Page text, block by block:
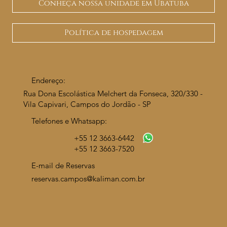
Endereço:
Rua Dona Escolástica Melchert da Fonseca, 320/330 -
Vila Capivari, Campos do Jordão - SP
Telefones e Whatsapp:
+55 12 3663-6442
+55 12 3663-7520
E-mail de Reservas
reservas.campos@kaliman.com.br
Conheça nossa unidade em Ubatuba
Política de hospedagem